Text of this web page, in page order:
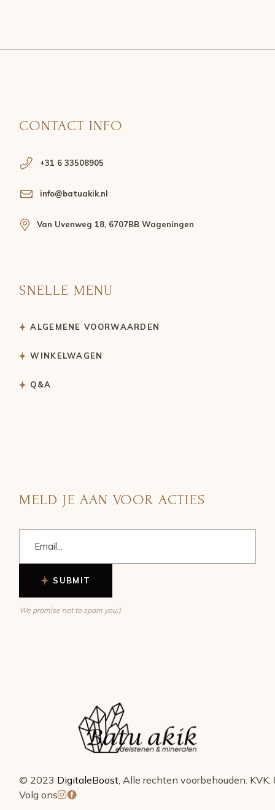
CONTACT INFO
+31 6 33508905
info@batuakik.nl
Van Uvenweg 18, 6707BB Wageningen
SNELLE MENU
ALGEMENE VOORWAARDEN
WINKELWAGEN
Q&A
MELD JE AAN VOOR ACTIES
SUBMIT
We promise not to spam you:)
© 2023 DigitaleBoost, Alle rechten voorbehouden.
Volg ons